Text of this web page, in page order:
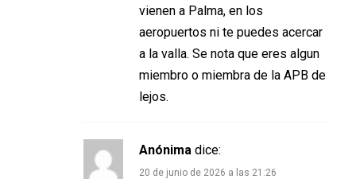
vienen a Palma, en los
aeropuertos ni te puedes acercar
a la valla. Se nota que eres algun
miembro o miembra de la APB de
lejos.
Anónima dice:
20 de junio de 2026 a las 21:26